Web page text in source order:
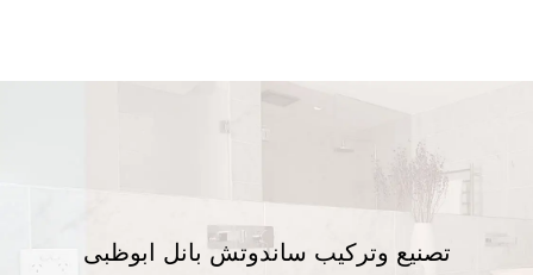
تصنيع وتركيب ساندوتش بانل ابوظبى